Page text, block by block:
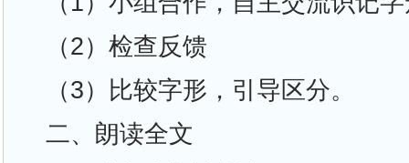
（2）检查反馈
（3）比较字形，引导区分。
二、朗读全文